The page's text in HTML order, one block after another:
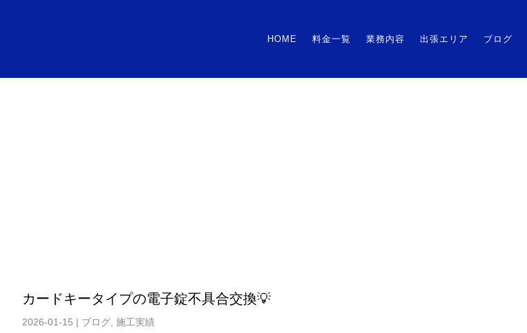
HOME 料金一覧 業務内容 出張エリア ブログ
カードキータイプの電子錠不具合交換💡
2026-01-15 | ブログ, 施工実績